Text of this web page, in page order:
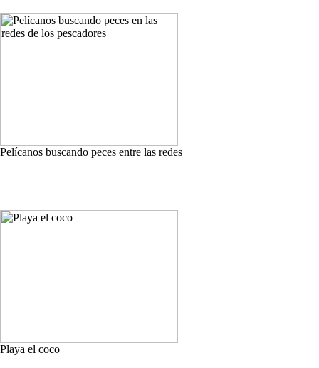
Pelícanos buscando peces entre las redes
Playa el coco